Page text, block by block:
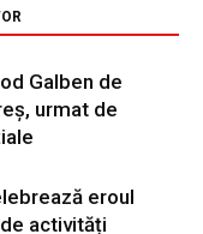
Galben de
urmat de
eroul
activități